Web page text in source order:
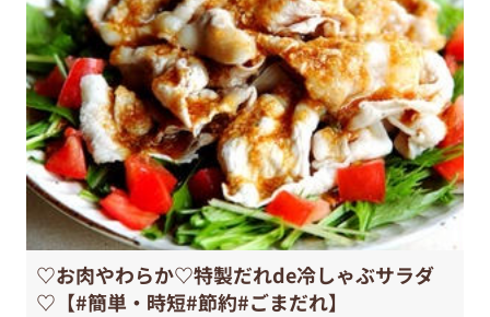
♡お肉やわらか♡特製だれde冷しゃぶサラダ
♡【#簡単・時短#節約#ごまだれ】